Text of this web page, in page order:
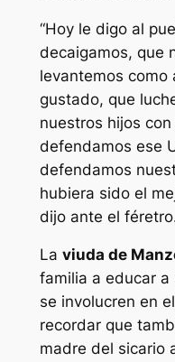
“Hoy le digo al
decaigamos, que
levantemos como
gustado, que
nuestros hijos
defendamos ese
defendamos
hubiera sido el
dijo ante el
La viuda de
familia a educar a
se involucren en
recordar que
madre del sicario